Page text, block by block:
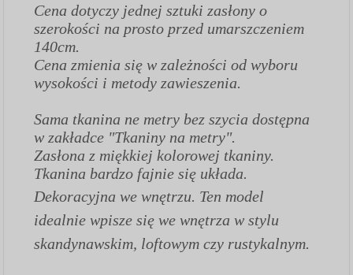
Cena dotyczy jednej sztuki zasłony o
szerokości na prosto przed umarszczeniem
140cm.
Cena zmienia się w zależności od wyboru
wysokości i metody zawieszenia.
Sama tkanina ne metry bez szycia dostępna
w zakładce "Tkaniny na metry".
Zasłona z miękkiej kolorowej tkaniny.
Tkanina bardzo fajnie się układa.
Dekoracyjna we wnętrzu. Ten model
idealnie wpisze się we wnętrza w stylu
skandynawskim, loftowym czy rustykalnym.